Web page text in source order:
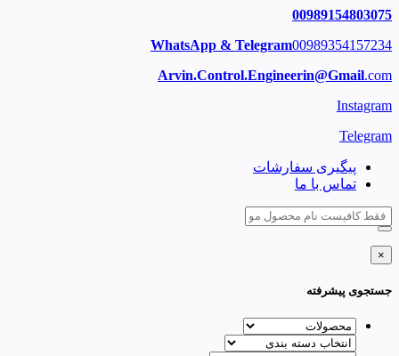
00989154803075
WhatsApp & Telegram00989354157234
Arvin.Control.Engineerin@Gmail.com
Instagram
Telegram
پیگیری سفارشات
تماس با ما
×
جستجوی پیشرفته